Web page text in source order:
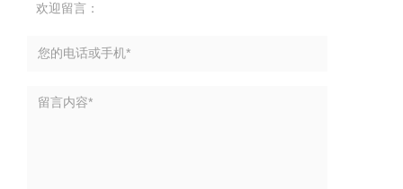
欢迎留言：